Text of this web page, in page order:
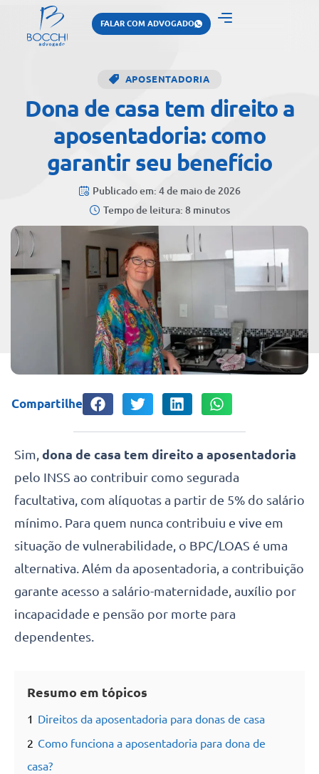
FALAR COM ADVOGADO
APOSENTADORIA
Dona de casa tem direito a
aposentadoria: como
garantir seu benefício
Publicado em: 4 de maio de 2026
Tempo de leitura: 8 minutos
Compartilhe
Sim, dona de casa tem direito a aposentadoria
pelo INSS ao contribuir como segurada
facultativa, com alíquotas a partir de 5% do salário
mínimo. Para quem nunca contribuiu e vive em
situação de vulnerabilidade, o BPC/LOAS é uma
alternativa. Além da aposentadoria, a contribuição
garante acesso a salário-maternidade, auxílio por
incapacidade e pensão por morte para
dependentes.
Resumo em tópicos
1 Direitos da aposentadoria para donas de casa
2 Como funciona a aposentadoria para dona de
casa?